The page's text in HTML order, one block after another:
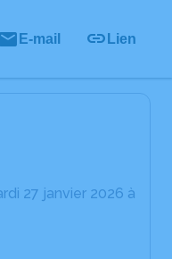
E-mail Lien
27 janvier 2026 à